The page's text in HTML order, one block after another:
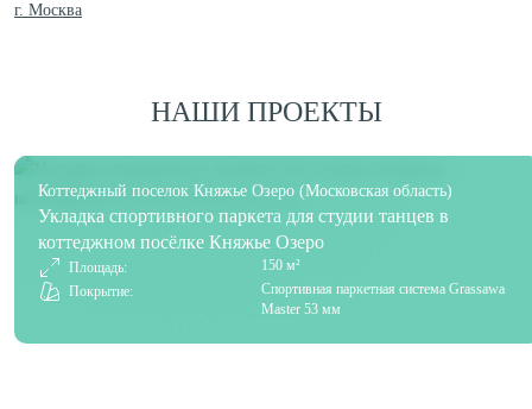
г. Москва
НАШИ ПРОЕКТЫ
Коттеджный поселок Княжье Озеро (Московская область)
Укладка спортивного паркета для студии танцев в
коттеджном посёлке Княжье Озеро
Площадь:
150 м²
Покрытие:
Спортивная паркетная система Grassawa
Master 53 мм